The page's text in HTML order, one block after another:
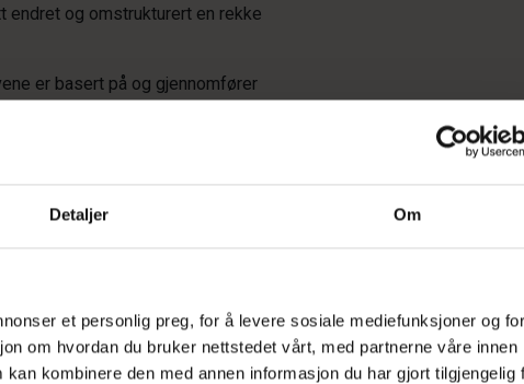
Detaljer Om
et personlig preg, for å levere sosiale mediefunksjoner og
om hvordan du bruker nettstedet vårt, med partnerne våre innen
kombinere den med annen informasjon du har gjort tilgjengelig
endret og omstrukturert en rekke
er basert på og gjennomfører
av medlemsstatenes lover og
presentasjon og salg av
2001) samt
av lovene og forskriftene i
reklame for og sponsing av
2001 ble i 2014 erstattet
og rådsdirektiv2014/40/EU3. april